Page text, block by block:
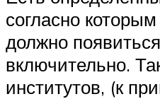
согласно
должно
включительно.
институтов, (к